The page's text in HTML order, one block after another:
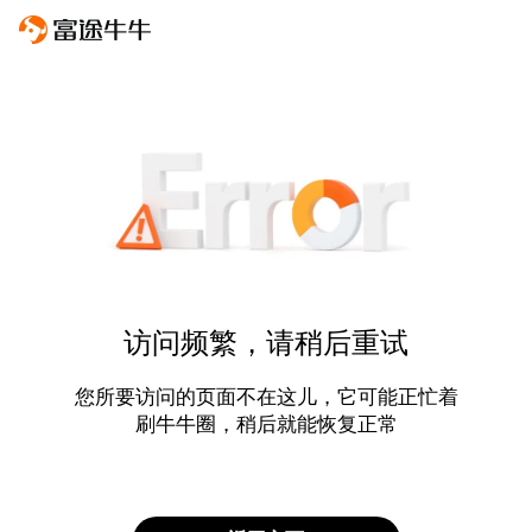
访问频繁，请稍后重试
您所要访问的页面不在这儿，它可能正忙着
刷牛牛圈，稍后就能恢复正常